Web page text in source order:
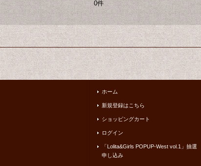
0件
ホーム
新規登録はこちら
ショッピングカート
ログイン
「Lolita&Girls POPUP-West vol.1」抽選
申し込み